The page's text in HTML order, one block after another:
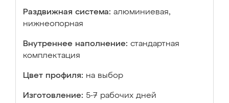
Раздвижная система: алюминиевая,
нижнеопорная
Внутреннее наполнение: стандартная
комплектация
Цвет профиля: на выбор
Изготовление: 5-7 рабочих дней